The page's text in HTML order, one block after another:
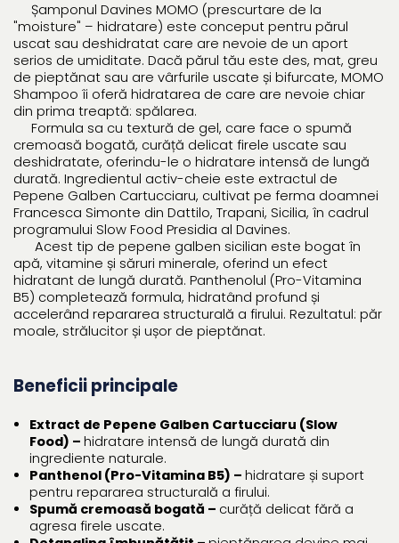
Șamponul Davines MOMO (prescurtare de la
"moisture" – hidratare) este conceput pentru părul
uscat sau deshidratat care are nevoie de un aport
serios de umiditate. Dacă părul tău este des, mat, greu
de pieptănat sau are vârfurile uscate și bifurcate, MOMO
Shampoo îi oferă hidratarea de care are nevoie chiar
din prima treaptă: spălarea.
Formula sa cu textură de gel, care face o spumă
cremoasă bogată, curăță delicat firele uscate sau
deshidratate, oferindu-le o hidratare intensă de lungă
durată. Ingredientul activ-cheie este extractul de
Pepene Galben Cartucciaru, cultivat pe ferma doamnei
Francesca Simonte din Dattilo, Trapani, Sicilia, în cadrul
programului Slow Food Presidia al Davines.
Acest tip de pepene galben sicilian este bogat în
apă, vitamine și săruri minerale, oferind un efect
hidratant de lungă durată. Panthenolul (Pro-Vitamina
B5) completează formula, hidratând profund și
accelerând repararea structurală a firului. Rezultatul: păr
moale, strălucitor și ușor de pieptănat.
Beneficii principale
Extract de Pepene Galben Cartucciaru (Slow
Food) – hidratare intensă de lungă durată din
ingrediente naturale.
Panthenol (Pro-Vitamina B5) – hidratare și suport
pentru repararea structurală a firului.
Spumă cremoasă bogată – curăță delicat fără a
agresa firele uscate.